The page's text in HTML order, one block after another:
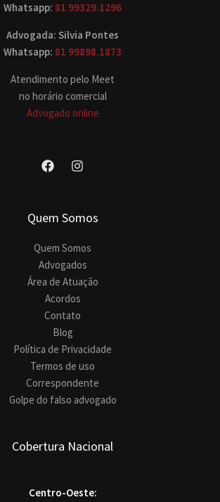
Whatsapp: 81 99329.1296
Advogada: Silvia Pontes
Whatsapp: 81 99898.1873
Atendimento pelo Meet
no horário comercial
Advogado online
Quem Somos
Quem Somos
Advogados
Área de Atuação
Acordos
Contato
Blog
Política de Privacidade
Termos de uso
Correspondente
Golpe do falso advogado
Cobertura Nacional
Centro-Oeste: